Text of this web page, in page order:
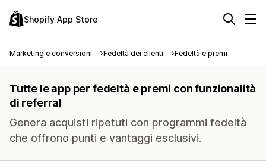
Shopify App Store
Marketing e conversioni Fedeltà dei clienti Fedeltà e premi
Tutte le app per fedeltà e premi con funzionalità
di referral
Genera acquisti ripetuti con programmi fedeltà
che offrono punti e vantaggi esclusivi.